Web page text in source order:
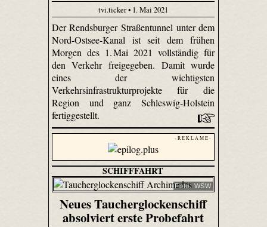
tvi.ticker • 1. Mai 2021
Der Rendsburger Straßentunnel unter dem
Nord-Ostsee-Kanal ist seit dem frühen
Morgen des 1. Mai 2021 vollständig für
den Verkehr freigegeben. Damit wurde
eines der wichtigsten
Verkehrsinfrastrukturprojekte für die
Region und ganz Schleswig-Holstein
fertiggestellt.
- R E K L A M E -
SCHIFFFAHRT
Foto: WSW
Neues Taucherglockenschiff
absolviert erste Probefahrt